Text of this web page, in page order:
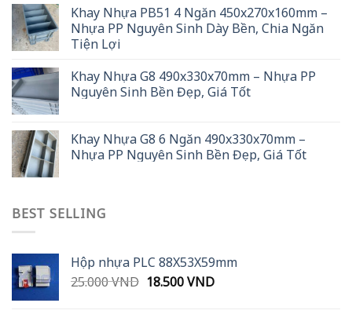
Khay Nhựa PB51 4 Ngăn 450x270x160mm –
Nhựa PP Nguyên Sinh Dày Bền, Chia Ngăn
Tiện Lợi
Khay Nhựa G8 490x330x70mm – Nhựa PP
Nguyên Sinh Bền Đẹp, Giá Tốt
Khay Nhựa G8 6 Ngăn 490x330x70mm –
Nhựa PP Nguyên Sinh Bền Đẹp, Giá Tốt
BEST SELLING
Hộp nhựa PLC 88X53X59mm
25.000VND Original
18.500VNDCurrent